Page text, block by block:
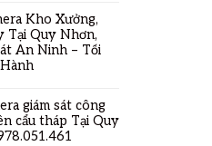
Kho Xưởng,
Tại Quy Nhơn,
An Ninh – Tối
giám sát công
cẩu tháp Tại Quy